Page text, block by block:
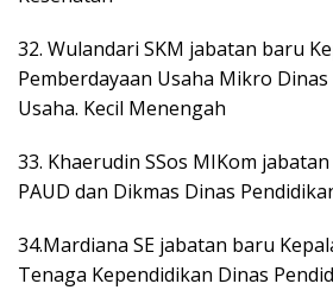
32. Wulandari SKM jabatan baru
Pemberdayaan Usaha Mikro
Usaha. Kecil Menengah
33. Khaerudin SSos MIKom
PAUD dan Dikmas Dinas
34.Mardiana SE jabatan baru
Tenaga Kependidikan Dinas